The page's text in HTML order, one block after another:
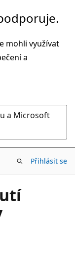
mohli využívat
a
a Microsoft
Přihlásit se